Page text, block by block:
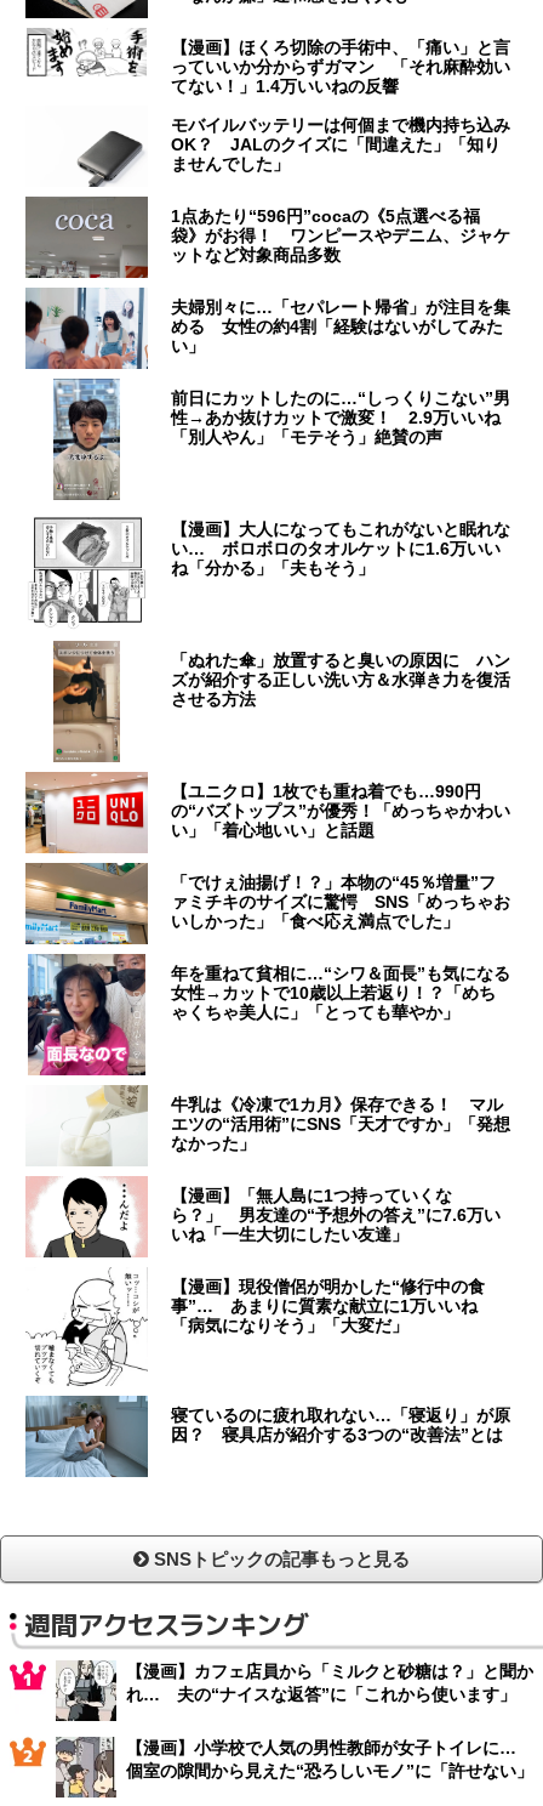
【漫画】ほくろ切除の手術中、「痛い」と言
っていいか分からずガマン 「それ麻酔効い
てない！」1.4万いいねの反響
モバイルバッテリーは何個まで機内持ち込み
OK？ JALのクイズに「間違えた」「知り
ませんでした」
1点あたり“596円”cocaの《5点選べる福
袋》がお得！ ワンピースやデニム、ジャケ
ットなど対象商品多数
夫婦別々に…「セパレート帰省」が注目を集
める 女性の約4割「経験はないがしてみた
い」
前日にカットしたのに…“しっくりこない”男
性→あか抜けカットで激変！ 2.9万いいね
「別人やん」「モテそう」絶賛の声
【漫画】大人になってもこれがないと眠れな
い… ボロボロのタオルケットに1.6万いい
ね「分かる」「夫もそう」
「ぬれた傘」放置すると臭いの原因に ハン
ズが紹介する正しい洗い方＆水弾き力を復活
させる方法
【ユニクロ】1枚でも重ね着でも…990円
の“バズトップス”が優秀！「めっちゃかわい
い」「着心地いい」と話題
「でけぇ油揚げ！？」本物の“45％増量”フ
ァミチキのサイズに驚愕 SNS「めっちゃお
いしかった」「食べ応え満点でした」
年を重ねて貧相に…“シワ＆面長”も気になる
女性→カットで10歳以上若返り！？「めち
ゃくちゃ美人に」「とっても華やか」
牛乳は《冷凍で1カ月》保存できる！ マル
エツの“活用術”にSNS「天才ですか」「発想
なかった」
【漫画】「無人島に1つ持っていくな
ら？」 男友達の“予想外の答え”に7.6万い
いね「一生大切にしたい友達」
【漫画】現役僧侶が明かした“修行中の食
事”… あまりに質素な献立に1万いいね
「病気になりそう」「大変だ」
寝ているのに疲れ取れない…「寝返り」が原
因？ 寝具店が紹介する3つの“改善法”とは
SNSトピックの記事もっと見る
週間アクセスランキング
【漫画】カフェ店員から「ミルクと砂糖は？」と聞か
れ… 夫の“ナイスな返答”に「これから使います」
【漫画】小学校で人気の男性教師が女子トイレに…
個室の隙間から見えた“恐ろしいモノ”に「許せない」